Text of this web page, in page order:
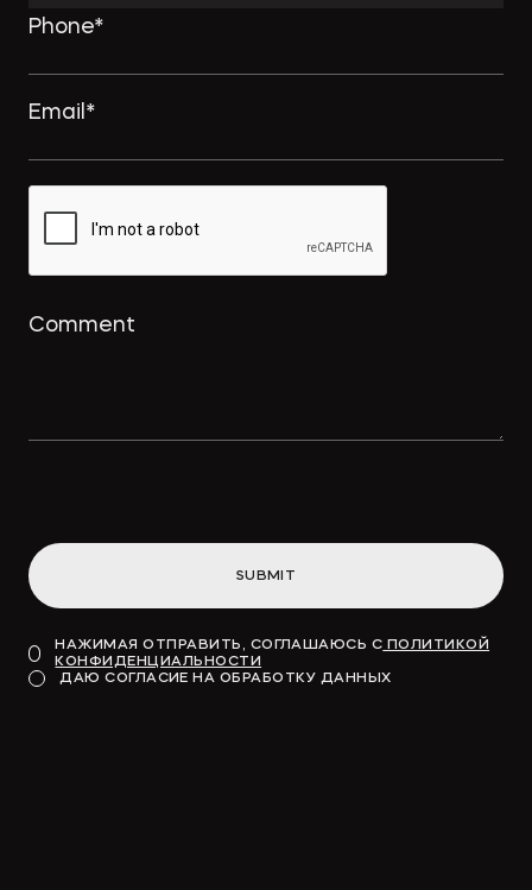
SUBMIT
НАЖИМАЯ ОТПРАВИТЬ, СОГЛАШАЮСЬ С ПОЛИТИКОЙ
КОНФИДЕНЦИАЛЬНОСТИ
ДАЮ СОГЛАСИЕ НА ОБРАБОТКУ ДАННЫХ